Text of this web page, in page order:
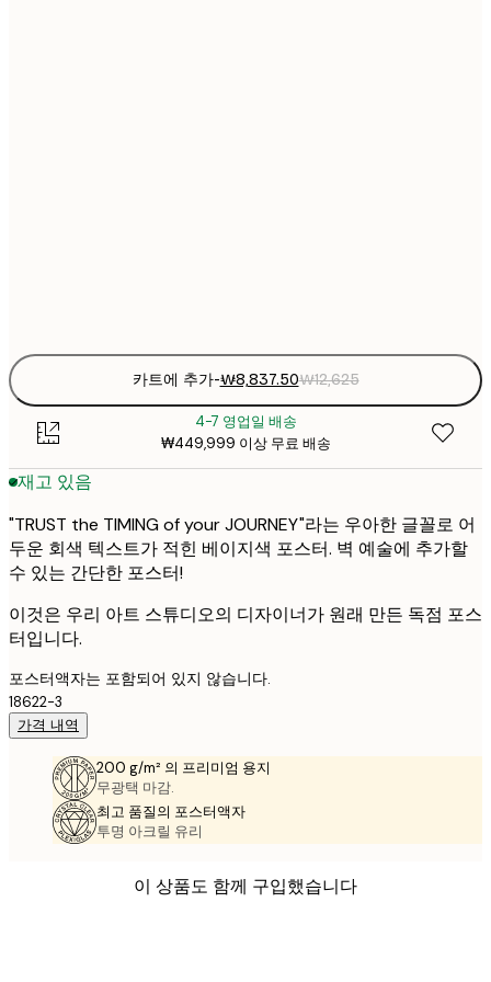
카트에 추가-₩8,837.50₩12,625
4-7 영업일 배송
₩449,999 이상 무료 배송
재고 있음
"TRUST the TIMING of your JOURNEY"라는 우아한 글꼴로 어
두운 회색 텍스트가 적힌 베이지색 포스터. 벽 예술에 추가할
수 있는 간단한 포스터!
이것은 우리 아트 스튜디오의 디자이너가 원래 만든 독점 포스
터입니다.
포스터액자는 포함되어 있지 않습니다.
18622-3
가격 내역
200 g/m² 의 프리미엄 용지
무광택 마감.
최고 품질의 포스터액자
투명 아크릴 유리
이 상품도 함께 구입했습니다